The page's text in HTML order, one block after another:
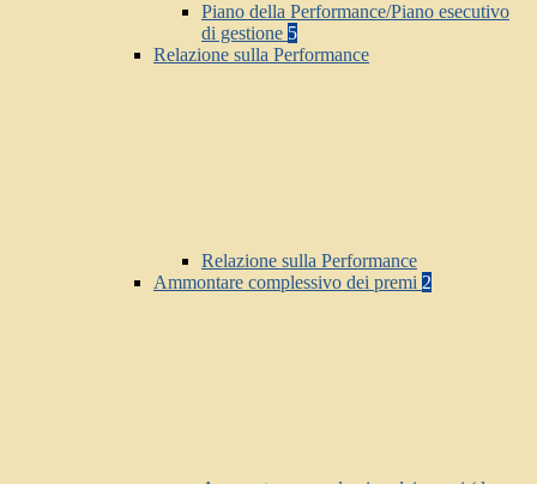
Piano della Performance/Piano esecutivo
di gestione 5
Relazione sulla Performance
Relazione sulla Performance
Ammontare complessivo dei premi 2